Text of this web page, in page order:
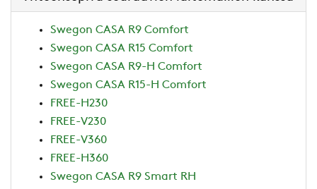
Swegon CASA R9 Comfort
Swegon CASA R15 Comfort
Swegon CASA R9-H Comfort
Swegon CASA R15-H Comfort
FREE-H230
FREE-V230
FREE-V360
FREE-H360
Swegon CASA R9 Smart RH